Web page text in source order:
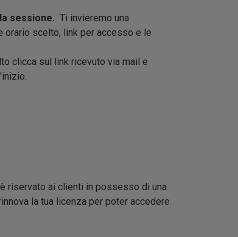
sessione. Ti invieremo una
orario scelto, link per accesso e le
clicca sul link ricevuto via mail e
riservato ai clienti in possesso di una
la tua licenza per poter accedere